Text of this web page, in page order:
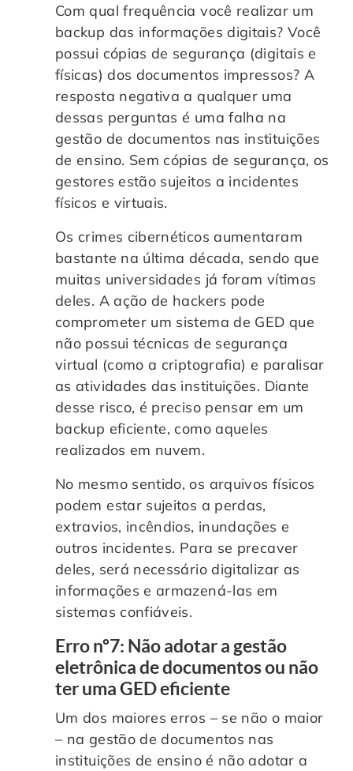
Com qual frequência você realizar um
backup das informações digitais? Você
possui cópias de segurança (digitais e
físicas) dos documentos impressos? A
resposta negativa a qualquer uma
dessas perguntas é uma falha na
gestão de documentos nas instituições
de ensino. Sem cópias de segurança, os
gestores estão sujeitos a incidentes
físicos e virtuais.
Os crimes cibernéticos aumentaram
bastante na última década, sendo que
muitas universidades já foram vítimas
deles. A ação de hackers pode
comprometer um sistema de GED que
não possui técnicas de segurança
virtual (como a criptografia) e paralisar
as atividades das instituições. Diante
desse risco, é preciso pensar em um
backup eficiente, como aqueles
realizados em nuvem.
No mesmo sentido, os arquivos físicos
podem estar sujeitos a perdas,
extravios, incêndios, inundações e
outros incidentes. Para se precaver
deles, será necessário digitalizar as
informações e armazená-las em
sistemas confiáveis.
Erro nº7: Não adotar a gestão
eletrônica de documentos ou não
ter uma GED eficiente
Um dos maiores erros – se não o maior
– na gestão de documentos nas
instituições de ensino é não adotar a